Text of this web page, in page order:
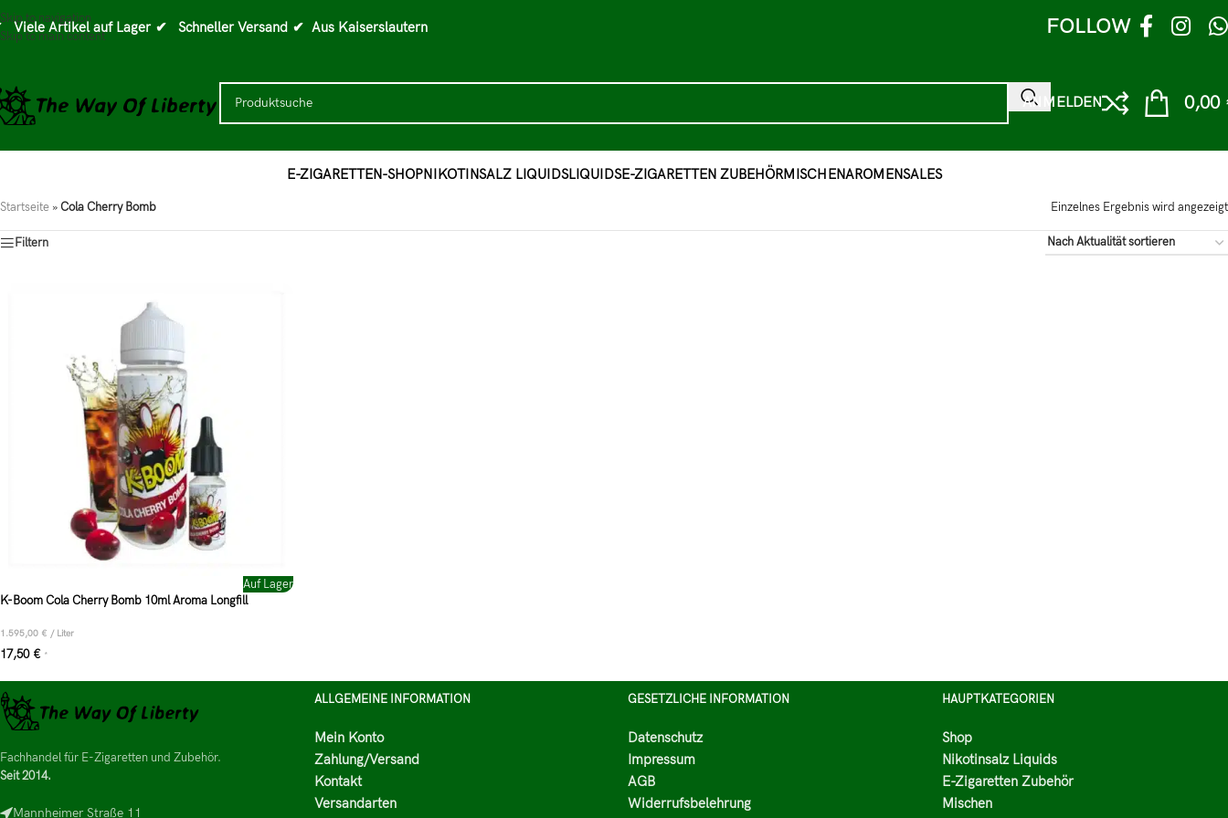
Skip to navigation
Skip to main content
Viele Artikel auf Lager ✔ Schneller Versand ✔ Aus Kaiserslautern FOLLOW
ANMELDEN 0,00
E-ZIGARETTEN-SHOPNIKOTINSALZ LIQUIDSLIQUIDSE-ZIGARETTEN ZUBEHÖRMISCHENAROMENSALES
Startseite »Cola Cherry Bomb Einzelnes Ergebnis wird angezeigt
Filtern
Auf Lager
K-Boom Cola Cherry Bomb 10ml Aroma Longfill
1.595,00 € / Liter
17,50 € *
Fachhandel für E-Zigaretten und Zubehör.
Seit 2014.
Mannheimer Straße 11
ALLGEMEINE INFORMATION
Mein Konto
Zahlung/Versand
Kontakt
Versandarten
GESETZLICHE INFORMATION
Datenschutz
Impressum
AGB
Widerrufsbelehrung
HAUPTKATEGORIEN
Shop
Nikotinsalz Liquids
E-Zigaretten Zubehör
Mischen